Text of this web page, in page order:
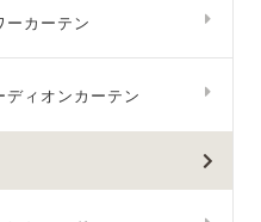
ーカーテン
ディオンカーテン